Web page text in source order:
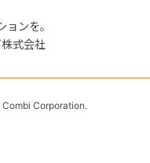
ンを。
式会社
Corporation.